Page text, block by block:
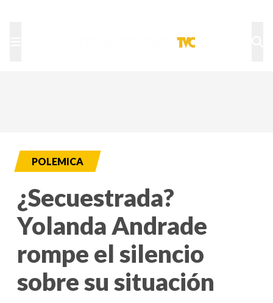
POLEMICA
¿Secuestrada?
Yolanda Andrade
rompe el silencio
sobre su situación